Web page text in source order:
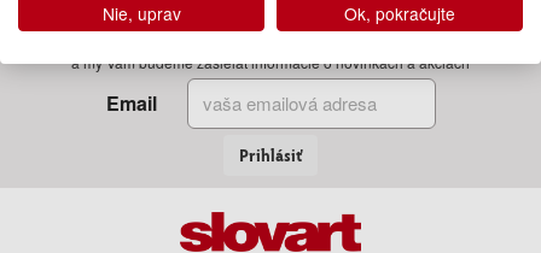
Zadajte Váš email
a my Vám budeme zasielať informácie o novinkách a akciách
Email
Prihlásiť
Nie, uprav Ok, pokračujte